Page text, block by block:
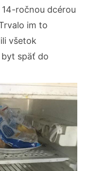
14-ročnou dcérou
im to
všetok
späť do